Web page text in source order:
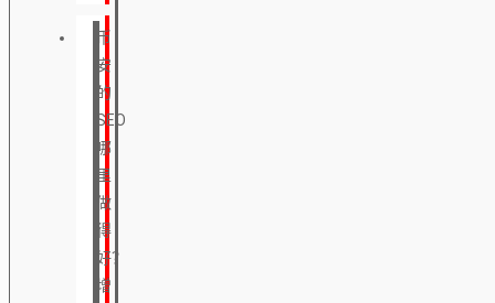
币
安
的
SEO
哪
里
做
得
好？
增